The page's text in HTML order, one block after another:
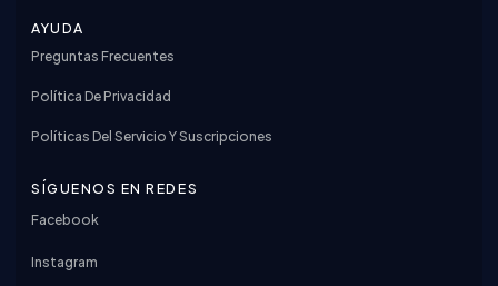
AYUDA
Preguntas Frecuentes
Política De Privacidad
Políticas Del Servicio Y Suscripciones
SÍGUENOS EN REDES
Facebook
Instagram